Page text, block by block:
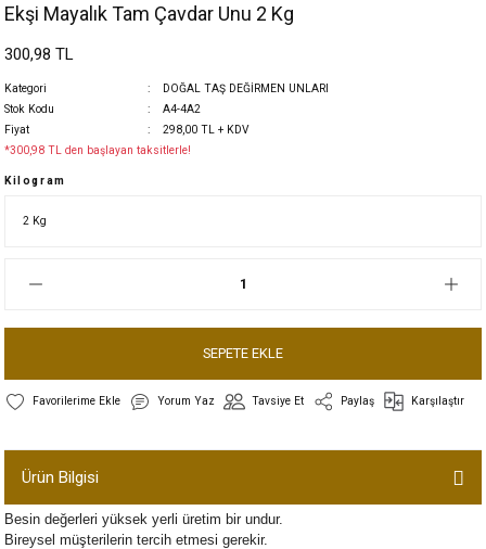
Ekşi Mayalık Tam Çavdar Unu 2 Kg
300,98 TL
Kategori
DOĞAL TAŞ DEĞİRMEN UNLARI
Stok Kodu
A4-4A2
Fiyat
298,00 TL + KDV
*300,98 TL den başlayan taksitlerle!
Kilogram
SEPETE EKLE
Yorum Yaz Tavsiye Et Paylaş Karşılaştır
Ürün Bilgisi
Besin değerleri yüksek yerli üretim bir undur.
Bireysel müşterilerin tercih etmesi gerekir.